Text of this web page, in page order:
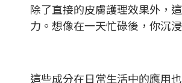
除了直接的皮膚護理效果外，
力。想像在一天忙碌後，你沉
這些成分在日常生活中的應用